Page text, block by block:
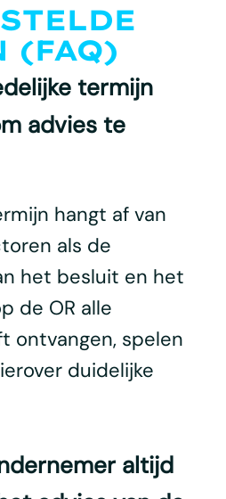
(FAQ)
termijn
advies te
hangt af van
als de
het besluit en het
de OR alle
ontvangen, spelen
duidelijke
altijd